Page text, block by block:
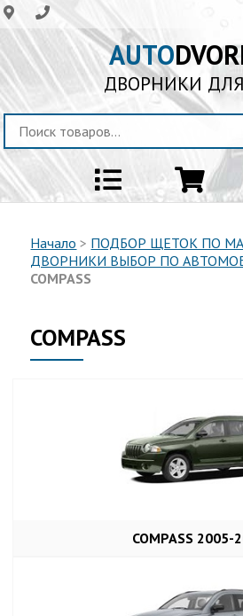
AUTO
ДВОРНИКИ
Начало > ПОДБОР ЩЕТОК ПО
ДВОРНИКИ ВЫБОР ПО
COMPASS
COMPASS
COMPASS 2005-